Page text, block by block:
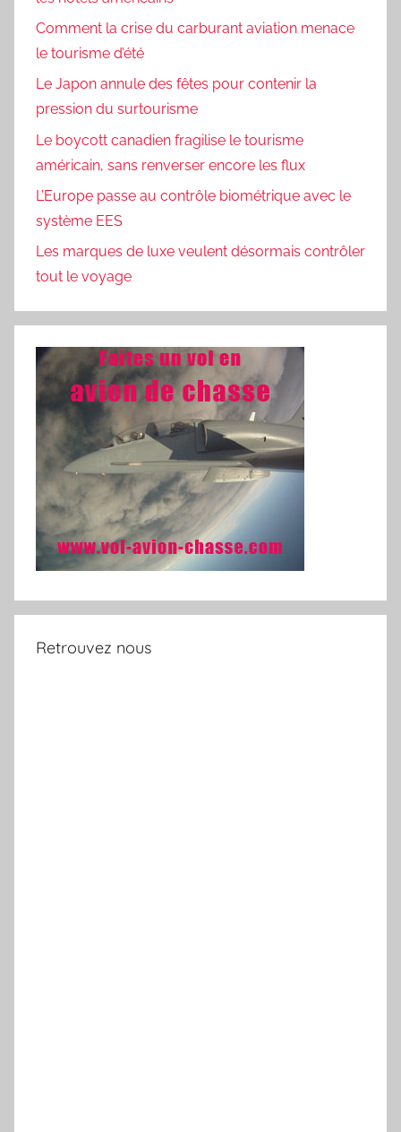
Comment la crise du carburant aviation menace
le tourisme d’été
Le Japon annule des fêtes pour contenir la
pression du surtourisme
Le boycott canadien fragilise le tourisme
américain, sans renverser encore les flux
L’Europe passe au contrôle biométrique avec le
système EES
Les marques de luxe veulent désormais contrôler
tout le voyage
Retrouvez nous